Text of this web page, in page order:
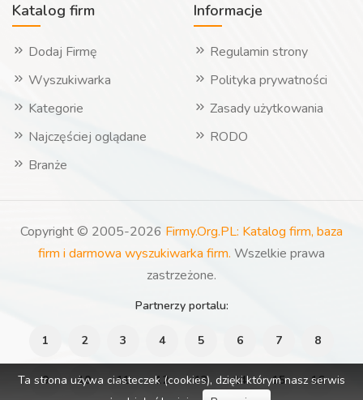
Katalog firm
Dodaj Firmę
Wyszukiwarka
Kategorie
Najczęściej oglądane
Branże
Informacje
Regulamin strony
Polityka prywatności
Zasady użytkowania
RODO
Copyright © 2005-2026 Firmy.Org.PL: Katalog firm, baza
firm i darmowa wyszukiwarka firm. Wszelkie prawa
zastrzeżone.
Partnerzy portalu:
1 2 3 4 5 6 7 8
9 10 11 12 13 14 15 16
Ta strona używa ciasteczek (cookies), dzięki którym nasz serwis